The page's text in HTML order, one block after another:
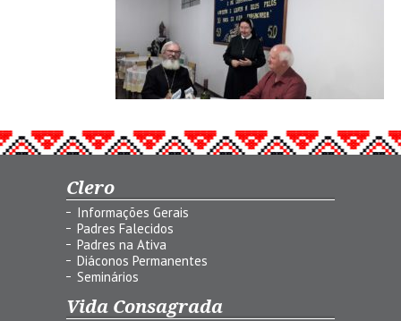
Clero
Informações Gerais
Padres Falecidos
Padres na Ativa
Diáconos Permanentes
Seminários
Vida Consagrada